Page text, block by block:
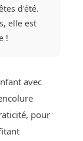
d'été.
elle est
!
avec
pour